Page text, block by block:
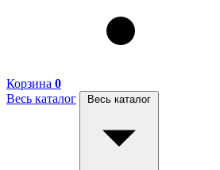
Корзина 0
Весь каталог
Весь каталог